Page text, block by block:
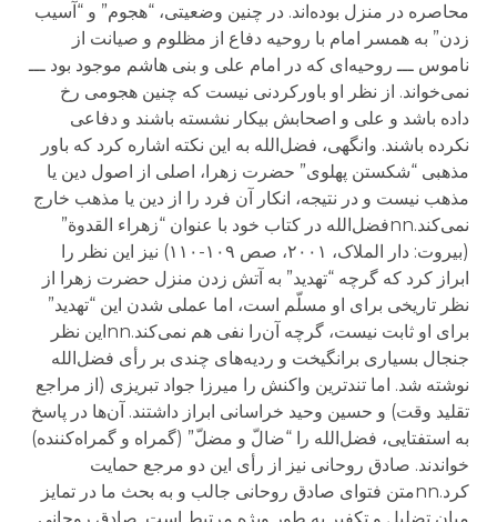
محاصره در منزل بوده‌اند. در چنین وضعیتی، “هجوم” و “آسیب
زدن” به همسر امام با روحیه دفاع از مظلوم و صیانت از
ناموس ـــ روحیه‌ای که در امام علی و بنی هاشم موجود بود ـــ
نمی‌خواند. از نظر او باورکردنی نیست که چنین هجومی رخ
داده باشد و علی و اصحابش بیکار نشسته باشند و دفاعی
نکرده باشند. وانگهی، فضل‌الله به این نکته اشاره کرد که باور
مذهبی “شکستن پهلوی” حضرت زهرا، اصلی از اصول دین یا
مذهب نیست و در نتیجه، انکار آن فرد را از دین یا مذهب خارج
نمی‌کند.nnفضل‌الله در کتاب خود با عنوان “زهراء القدوة”
(بیروت: دار الملاک، ٢٠٠١، صص ۱۰۹-۱۱۰) نیز این نظر را
ابراز کرد که گرچه “تهدید” به آتش زدن منزل حضرت زهرا از
نظر تاریخی برای او مسلّم است، اما عملی شدن این “تهدید”
برای او ثابت نیست، گرچه آن‌را نفی هم نمی‌کند.nnاین نظر
جنجال بسیاری برانگیخت و ردیه‌های چندی بر رأی فضل‌الله
نوشته شد. اما تندترین واکنش را میرزا جواد تبریزی (از مراجع
تقلید وقت) و حسین وحید خراسانی ابراز داشتند. آن‌ها در پاسخ
به استفتایی، فضل‌الله را “ضالّ و مضلّ” (گمراه و گمراه‌کننده)
خواندند. صادق روحانی نیز از رأی این دو مرجع حمایت
کرد.nnمتن فتوای صادق روحانی جالب و به بحث ما در تمایز